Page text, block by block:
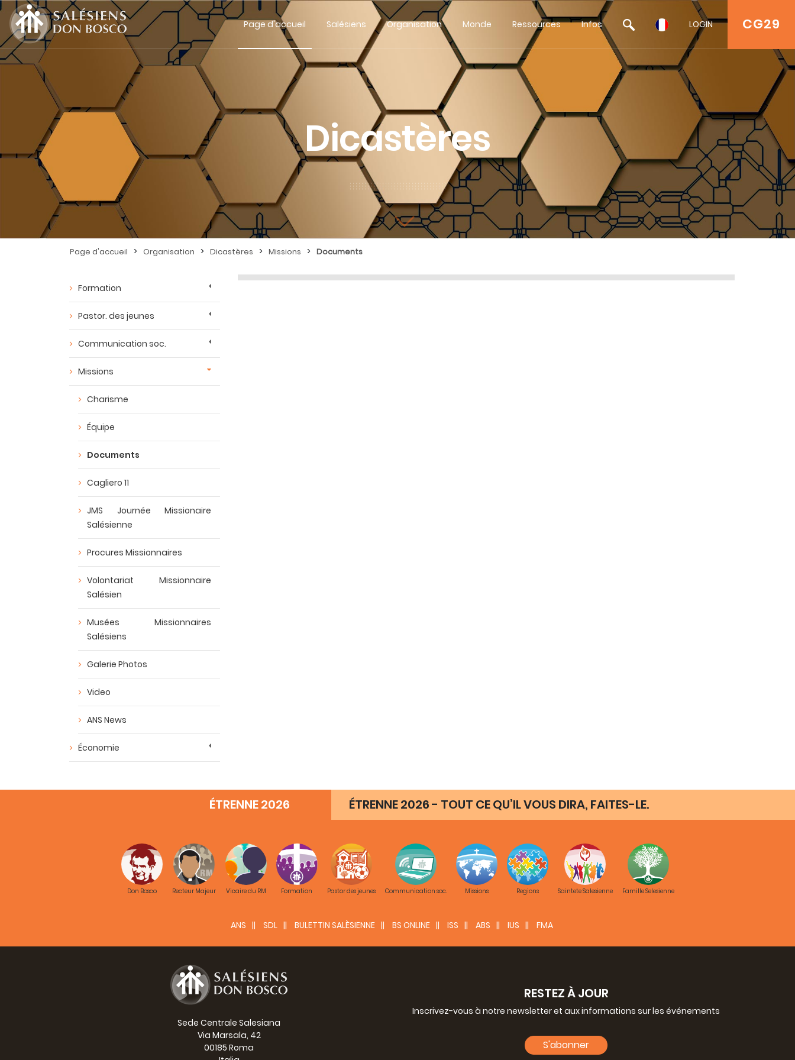
CG29
Page d'accueil Salésiens Organisation Monde Ressources Infos LOGIN
Dicastères
Page d'accueil > Organisation > Dicastères > Missions > Documents
Formation
Pastor. des jeunes
Communication soc.
Missions
Charisme
Équipe
Documents
Cagliero 11
JMS Journée Missionaire
Salésienne
Procures Missionnaires
Volontariat Missionnaire
Salésien
Musées Missionnaires
Salésiens
Galerie Photos
Video
ANS News
Économie
ÉTRENNE 2026 ÉTRENNE 2026 - TOUT CE QU’IL VOUS DIRA, FAITES-LE.
Don Bosco Recteur Majeur Vicaire du RM Formation Pastor des jeunes Communication soc. Missions Regions Saintete Salesienne Famille Selesienne
ANS SDL BULETTIN SALÈSIENNE BS ONLINE ISS ABS IUS FMA
Sede Centrale Salesiana
Via Marsala, 42
00185 Roma
RESTEZ À JOUR
Inscrivez-vous à notre newsletter et aux informations sur les événements
S'abonner